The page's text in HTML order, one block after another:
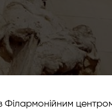
Філармонійним